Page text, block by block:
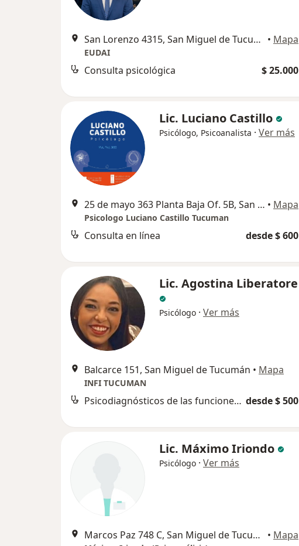
San Lorenzo 4315, San Miguel de Tucumán • Mapa
EUDAI
Consulta psicológica $ 25.000
Lic. Luciano Castillo
Psicólogo, Psicoanalista · Ver más
25 de mayo 363 Planta Baja Of. 5B, San Miguel de Tucumán • Mapa
Psicologo Luciano Castillo Tucuman
Consulta en línea desde $ 600
Lic. Agostina Liberatore
Psicólogo · Ver más
Balcarce 151, San Miguel de Tucumán • Mapa
INFI TUCUMAN
Psicodiagnósticos de las funciones cognitivas desde $ 500
Lic. Máximo Iriondo
Psicólogo · Ver más
Marcos Paz 748 C, San Miguel de Tucumán • Mapa